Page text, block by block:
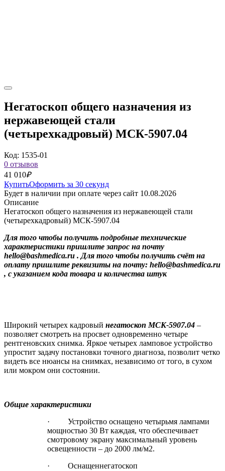
Негатоскоп общего назначения из
нержавеющей стали
(четырехкадровый) МСК-5907.04
Код: 1535-01
0 отзывов
41 010₽
КупитьОформить за 30 секунд
Будет в наличии при оплате через сайт 10.08.2026
Описание
Негатоскоп общего назначения из нержавеющей стали
(четырехкадровый) МСК-5907.04
Для того чтобы получить подробные технические
характеристики пришлите запрос на почту
hello@bashmedica.ru . Для того чтобы получить счёт на
оплату пришлите реквизиты на почту: hello@bashmedica.ru
, с указанием кода товара и количества штук
Широкий четырех кадровый негатоскоп МСК-5907.04 –
позволяет смотреть на просвет одновременно четыре
рентгеновских снимка. Яркое четырех ламповое устройство
упростит задачу постановки точного диагноза, позволит четко
видеть все нюансы на снимках, независимо от того, в сухом
или мокром они состоянии.
Общие характеристики
·
Устройство оснащено четырьмя лампами
мощностью 30 Вт каждая, что обеспечивает
смотровому экрану максимальный уровень
освещенности – до 2000 лм/м2.
·
Оснащеннегатоскоп